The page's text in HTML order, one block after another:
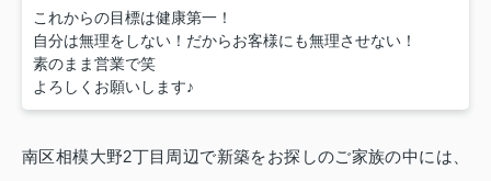
これからの目標は健康第一！
自分は無理をしない！だからお客様にも無理させない！
素のまま営業で笑
よろしくお願いします♪
南区相模大野2丁目周辺で新築をお探しのご家族の中には、